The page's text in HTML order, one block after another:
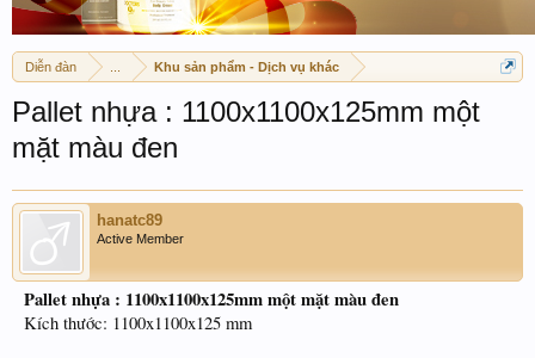
Diễn đàn Khu sản phẩm - Dịch vụ khác
Pallet nhựa : 1100x1100x125mm một
mặt màu đen
hanatc89
Active Member
Pallet nhựa : 1100x1100x125mm một mặt màu đen
Kích thước: 1100x1100x125 mm